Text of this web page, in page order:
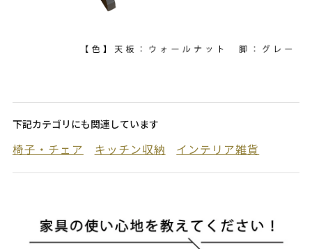
下記カテゴリにも関連しています
椅子・チェア キッチン収納 インテリア雑貨